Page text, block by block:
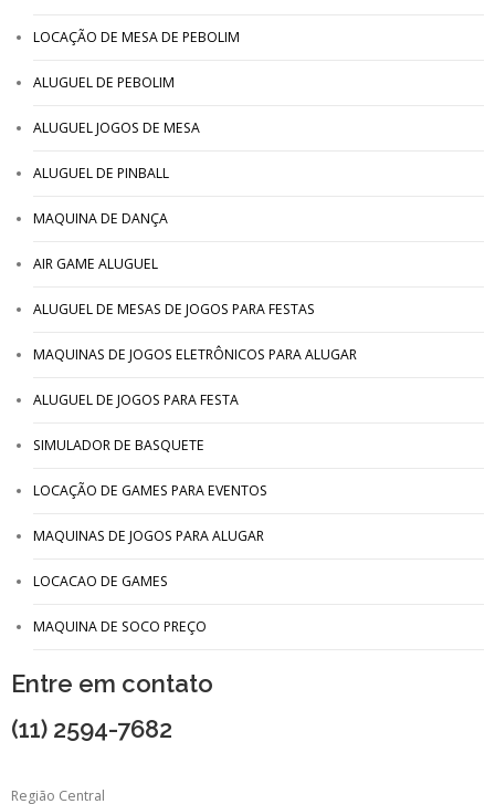
LOCAÇÃO DE MESA DE PEBOLIM
ALUGUEL DE PEBOLIM
ALUGUEL JOGOS DE MESA
ALUGUEL DE PINBALL
MAQUINA DE DANÇA
AIR GAME ALUGUEL
ALUGUEL DE MESAS DE JOGOS PARA FESTAS
MAQUINAS DE JOGOS ELETRÔNICOS PARA ALUGAR
ALUGUEL DE JOGOS PARA FESTA
SIMULADOR DE BASQUETE
LOCAÇÃO DE GAMES PARA EVENTOS
MAQUINAS DE JOGOS PARA ALUGAR
LOCACAO DE GAMES
MAQUINA DE SOCO PREÇO
Entre em contato
(11) 2594-7682
Região Central